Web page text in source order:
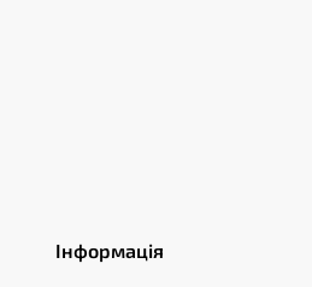
Інформація